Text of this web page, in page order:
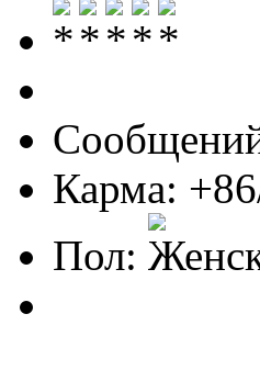
Карма:
Пол: